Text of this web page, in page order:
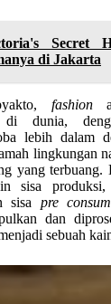
Secret
di Jakarta
fashion
di dunia,
lebih dalam
lingkungan
yang terbuang.
sisa
sisa pre
dan
sebuah